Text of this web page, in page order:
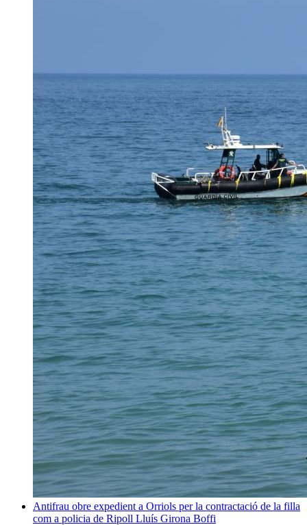
Antifrau obre expedient a Orriols per la contractació de la filla
com a policia de Ripoll Lluís Girona Boffi